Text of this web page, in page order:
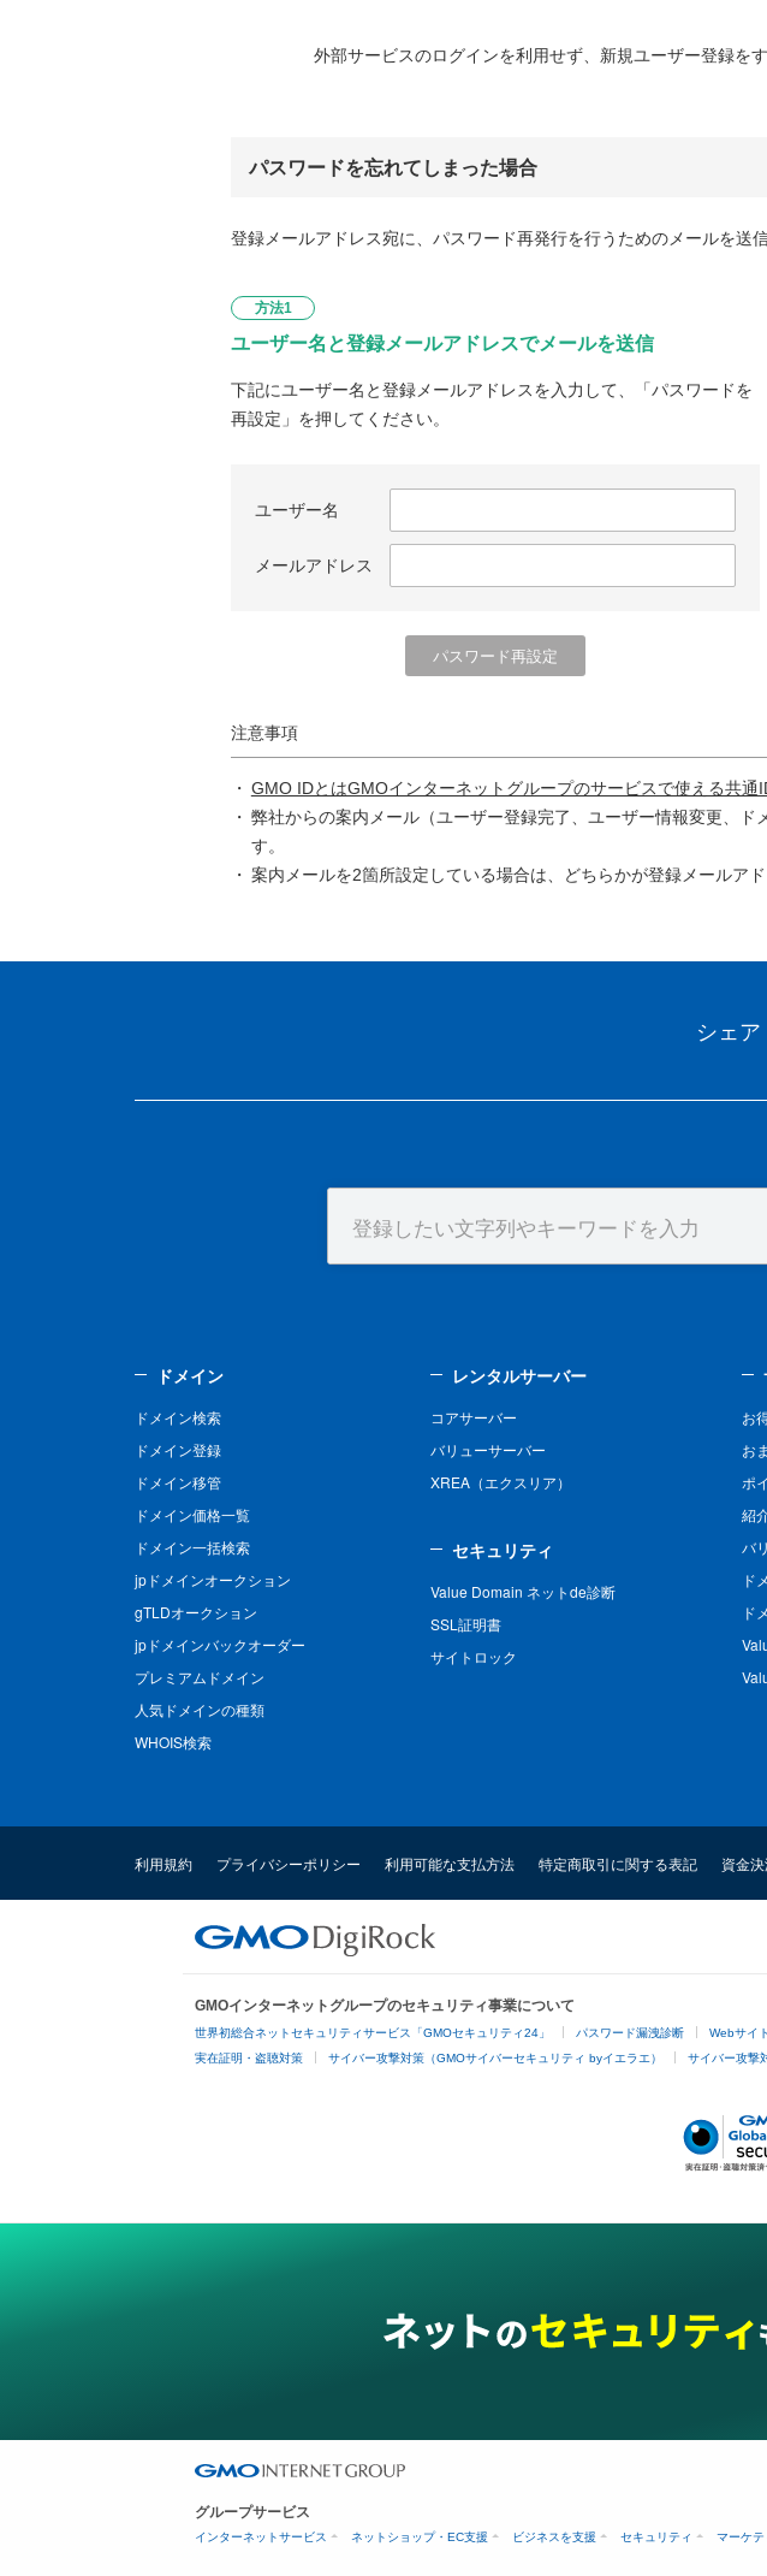
外部サービスのログインを利用せず、新規ユーザー登録を
パスワードを忘れてしまった場合
登録メールアドレス宛に、パスワード再発行を行うためのメールを送
方法1
ユーザー名と登録メールアドレスでメールを送信
下記にユーザー名と登録メールアドレスを入力して、「パスワードを
再設定」を押してください。
ユーザー名
メールアドレス
注意事項
GMO IDとはGMOインターネットグループのサービスで使える共通
弊社からの案内メール（ユーザー登録完了、ユーザー情報変更、
す。
案内メールを2箇所設定している場合は、どちらかが登録メールアド
シェア
ドメイン
ドメイン検索
ドメイン登録
ドメイン移管
ドメイン価格一覧
ドメイン一括検索
jpドメインオークション
gTLDオークション
jpドメインバックオーダー
プレミアムドメイン
人気ドメインの種類
WHOIS検索
レンタルサーバー
コアサーバー
バリューサーバー
XREA（エクスリア）
セキュリティ
Value Domain ネットde診断
SSL証明書
サイトロック
お
お
ポ
紹
バ
ド
ド
利用規約 プライバシーポリシー 利用可能な支払方法 特定商取引に関する表記 資金
GMOインターネットグループのセキュリティ事業について
世界初総合ネットセキュリティサービス「GMOセキュリティ24」 パスワード漏洩診断 Webサイ
実在証明・盗聴対策 サイバー攻撃対策（GMOサイバーセキュリティ byイエラエ） サイバー攻撃
グループサービス
インターネットサービス ネットショップ・EC支援 ビジネスを支援 セキュリティ マーケテ